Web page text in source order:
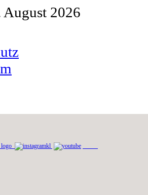
August 2026